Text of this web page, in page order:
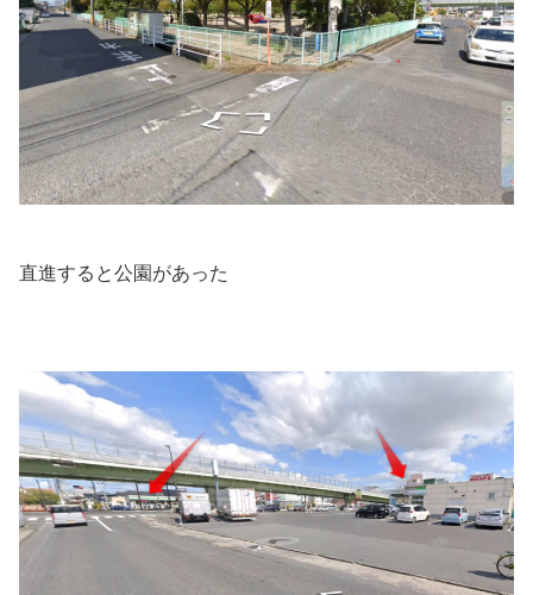
直進すると公園があった